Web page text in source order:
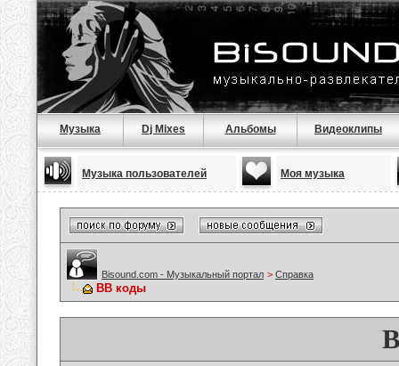
Музыка Dj Mixes Альбомы Видеоклипы
Музыка пользователей Моя музыка
Bisound.com - Музыкальный портал > Справка
BB коды